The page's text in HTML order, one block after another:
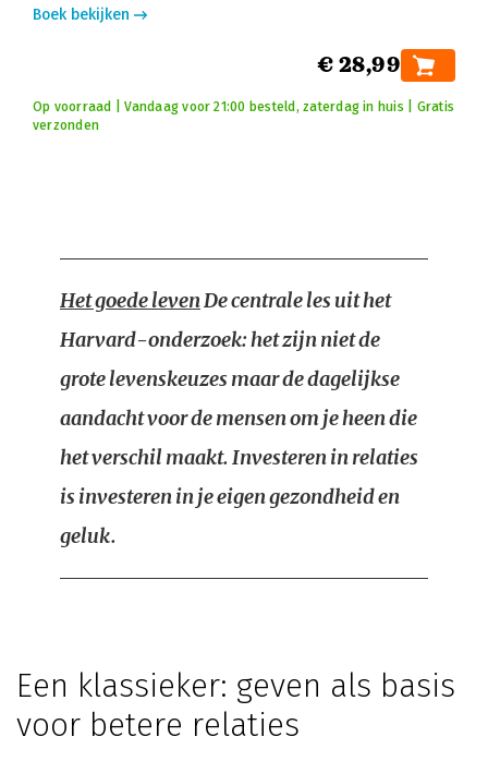
Boek bekijken
€ 28,99
Op voorraad | Vandaag voor 21:00 besteld, zaterdag in huis | Gratis
verzonden
Het goede levenDe centrale les uit het
Harvard-onderzoek: het zijn niet de
grote levenskeuzes maar de dagelijkse
aandacht voor de mensen om je heen die
het verschil maakt. Investeren in relaties
is investeren in je eigen gezondheid en
geluk.
Een klassieker: geven als basis
voor betere relaties